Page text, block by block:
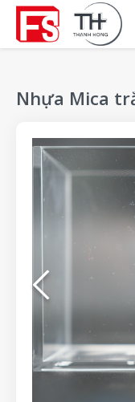
acrylic sheet
Nhựa Mica